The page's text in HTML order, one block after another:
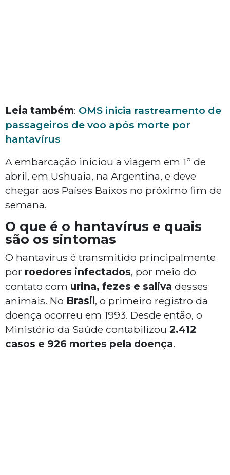
Leia também: OMS inicia rastreamento de
passageiros de voo após morte por
hantavírus
A embarcação iniciou a viagem em 1º de
abril, em Ushuaia, na Argentina, e deve
chegar aos Países Baixos no próximo fim de
semana.
O que é o hantavírus e quais
são os sintomas
O hantavírus é transmitido principalmente
por roedores infectados, por meio do
contato com urina, fezes e saliva desses
animais. No Brasil, o primeiro registro da
doença ocorreu em 1993. Desde então, o
Ministério da Saúde contabilizou 2.412
casos e 926 mortes pela doença.